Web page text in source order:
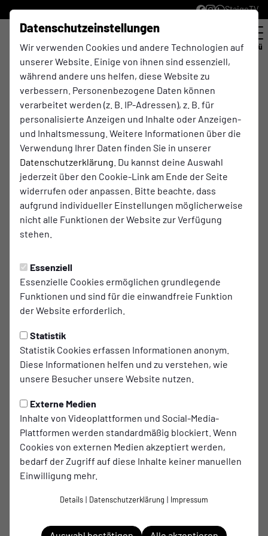
Datenschutzeinstellungen
Wir verwenden Cookies und andere Technologien auf
unserer Website. Einige von ihnen sind essenziell,
während andere uns helfen, diese Website zu
verbessern. Personenbezogene Daten können
verarbeitet werden (z. B. IP-Adressen), z. B. für
personalisierte Anzeigen und Inhalte oder Anzeigen-
und Inhaltsmessung. Weitere Informationen über die
Verwendung Ihrer Daten finden Sie in unserer
Datenschutzerklärung . Du kannst deine Auswahl
jederzeit über den Cookie-Link am Ende der Seite
widerrufen oder anpassen. Bitte beachte, dass
aufgrund individueller Einstellungen möglicherweise
nicht alle Funktionen der Website zur Verfügung
stehen.
Essenziell
Essenzielle Cookies ermöglichen grundlegende
Funktionen und sind für die einwandfreie Funktion
der Website erforderlich.
Statistik
Statistik Cookies erfassen Informationen anonym.
Diese Informationen helfen und zu verstehen, wie
unsere Besucher unsere Website nutzen.
Externe Medien
Inhalte von Videoplattformen und Social-Media-
Plattformen werden standardmäßig blockiert. Wenn
Cookies von externen Medien akzeptiert werden,
bedarf der Zugriff auf diese Inhalte keiner manuellen
Einwilligung mehr.
Details | Datenschutzerklärung | Impressum
StaigeTV
Menü
Strandbad Millinger Meer
Das Strandbad Millinger Meer in Rees ist ein beliebter
Badesee, der sich perfekt für einen entspannten Tag
im Freien eignet. Der See erstreckt sich über etwa drei
Kilometer Länge und 200 Meter Breite und bietet eine
idyllische Landschaft mit Sandstrand und
Pflanzenwelt.
Neben den Badegelegenheiten gibt es im Strandbad
auch einen Biergarten und ein Restaurant, in dem
zur Website
Telefon: 02851 5895820